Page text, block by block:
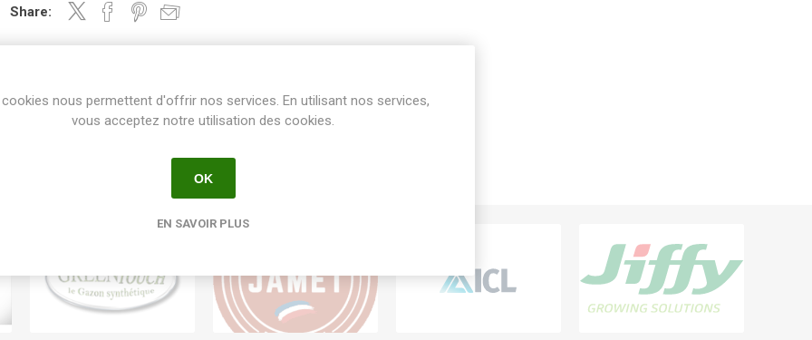
Share:
nous permettent d'offrir nos services. En utilisant nos services,
vous acceptez notre utilisation des cookies.
OK
EN SAVOIR PLUS